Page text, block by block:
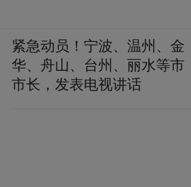
紧急动员！宁波、温州、金
华、舟山、台州、丽水等市
市长，发表电视讲话